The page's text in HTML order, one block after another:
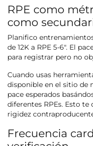
RPE como
como
Planifico
de 12K a RPE 5-6". El
para registrar pero no
Cuando usas
disponible en el sitio de
pace esperados
diferentes RPEs. Esto te
rigidez
Frecuencia